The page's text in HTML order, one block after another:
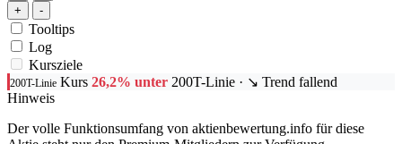
+
-
Tooltips
Log
Kursziele
200T-Linie Kurs 26,2% unter 200T-Linie · ↘ Trend fallend
Hinweis
Der volle Funktionsumfang von aktienbewertung.info für diese